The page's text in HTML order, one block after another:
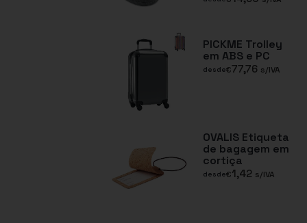
PICKME Trolley
em ABS e PC
desde€77,76 s/IVA
OVALIS Etiqueta
de bagagem em
cortiça
desde€1,42 s/IVA